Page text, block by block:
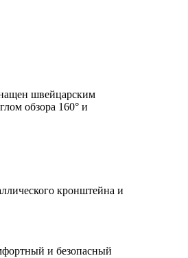
швейцарским
обзора 160° и
кронштейна и
и безопасный